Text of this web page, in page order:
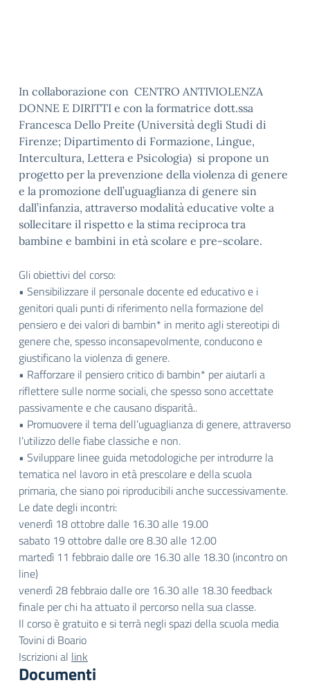
In collaborazione con CENTRO ANTIVIOLENZA
DONNE E DIRITTI e con la formatrice dott.ssa
Francesca Dello Preite (Università degli Studi di
Firenze; Dipartimento di Formazione, Lingue,
Intercultura, Lettera e Psicologia) si propone un
progetto per la prevenzione della violenza di genere
e la promozione dell’uguaglianza di genere sin
dall’infanzia, attraverso modalità educative volte a
sollecitare il rispetto e la stima reciproca tra
bambine e bambini in età scolare e pre-scolare.
Gli obiettivi del corso:
• Sensibilizzare il personale docente ed educativo e i
genitori quali punti di riferimento nella formazione del
pensiero e dei valori di bambin* in merito agli stereotipi di
genere che, spesso inconsapevolmente, conducono e
giustificano la violenza di genere.
• Rafforzare il pensiero critico di bambin* per aiutarli a
riflettere sulle norme sociali, che spesso sono accettate
passivamente e che causano disparità..
• Promuovere il tema dell’uguaglianza di genere, attraverso
l’utilizzo delle fiabe classiche e non.
• Sviluppare linee guida metodologiche per introdurre la
tematica nel lavoro in età prescolare e della scuola
primaria, che siano poi riproducibili anche successivamente.
Le date degli incontri:
venerdì 18 ottobre dalle 16.30 alle 19.00
sabato 19 ottobre dalle ore 8.30 alle 12.00
martedì 11 febbraio dalle ore 16.30 alle 18.30 (incontro on
line)
venerdì 28 febbraio dalle ore 16.30 alle 18.30 feedback
finale per chi ha attuato il percorso nella sua classe.
Il corso è gratuito e si terrà negli spazi della scuola media
Tovini di Boario
Iscrizioni al link
Documenti